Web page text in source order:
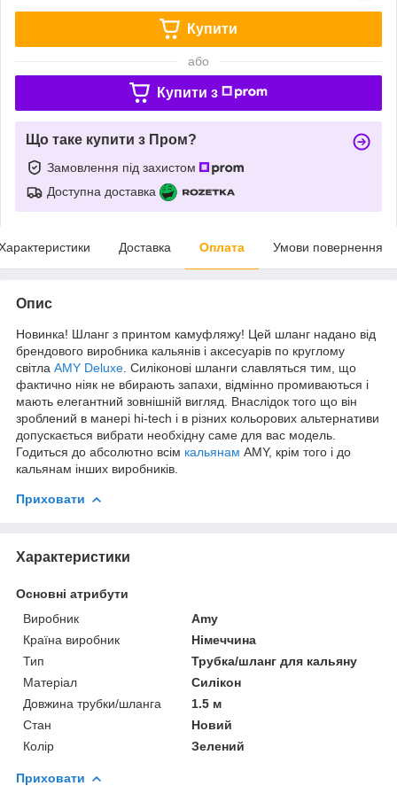
Купити
або
Купити з
Що таке купити з Пром?
Замовлення під захистом
Доступна доставка
Доставка Оплата Умови повернення
Опис
Новинка! Шланг з принтом камуфляжу! Цей шланг надано від
брендового виробника кальянів і аксесуарів по круглому
світла AMY Deluxe . Силіконові шланги славляться тим, що
фактично ніяк не вбирають запахи, відмінно промиваються і
мають елегантний зовнішній вигляд. Внаслідок того що він
зроблений в манері hi-tech і в різних кольорових альтернативи
допускається вибрати необхідну саме для вас модель.
Годиться до абсолютно всім кальянам AMY, крім того і до
кальянам інших виробників.
Приховати
Характеристики
Основні атрибути
Виробник
Amy
Країна виробник
Німеччина
Тип
Трубка/шланг для кальяну
Матеріал
Силікон
Довжина трубки/шланга
1.5 м
Стан
Новий
Колір
Зелений
Приховати